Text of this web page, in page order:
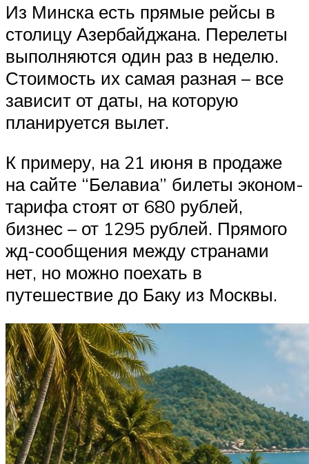
Из Минска есть прямые рейсы в
столицу Азербайджана. Перелеты
выполняются один раз в неделю.
Стоимость их самая разная – все
зависит от даты, на которую
планируется вылет.
К примеру, на 21 июня в продаже
на сайте “Белавиа” билеты эконом-
тарифа стоят от 680 рублей,
бизнес – от 1295 рублей. Прямого
жд-сообщения между странами
нет, но можно поехать в
путешествие до Баку из Москвы.